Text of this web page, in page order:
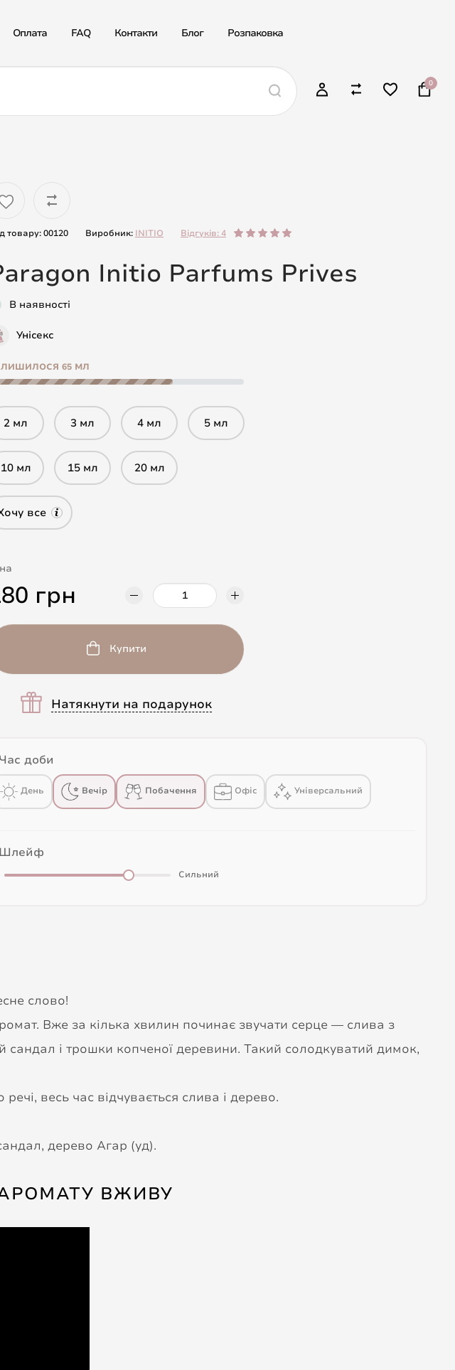
Оплата FAQ Контакти Блог Розпаковка
0
товару: 00120 Виробник: INITIO Відгуків: 4
Initio Parfums Prives
В наявності
Унісекс
65 МЛ
2 мл 3 мл 4 мл 5 мл
10 мл 15 мл 20 мл
все
грн
Купити
Натякнути на подарунок
Час доби
День Вечір Побачення Офіс Універсальний
Шлейф
Сильний
слово!
Вже за кілька хвилин починає звучати серце — слива з
сандал і трошки копченої деревини. Такий солодкуватий димок,
весь час відчувається слива і дерево.
дерево Агар (уд).
ВЖИВУ